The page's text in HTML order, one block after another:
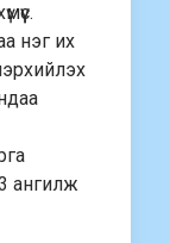
нэг их
ангилж